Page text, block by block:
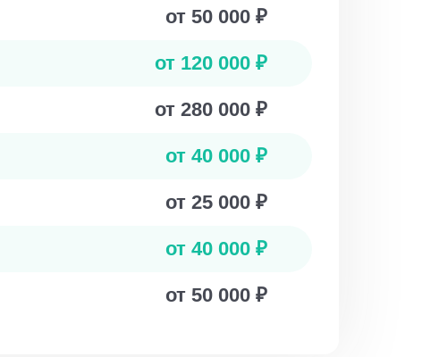
от 50 000 ₽
от 120 000 ₽
от 280 000 ₽
от 40 000 ₽
от 25 000 ₽
от 40 000 ₽
от 50 000 ₽